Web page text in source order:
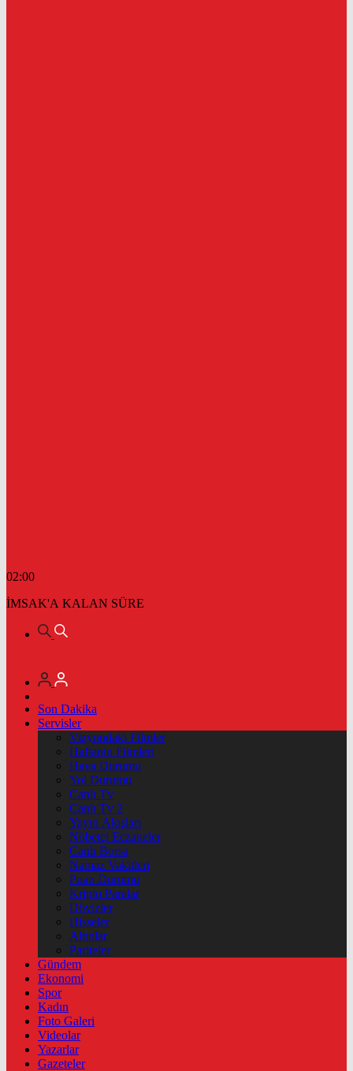
02:00
İMSAK'A KALAN SÜRE
Son Dakika
Servisler
Vizyondaki Filmler
Haftanin Filmleri
Hava Durumu
Yol Durumu
Canlı Tv
Canlı Tv 2
Yayın Akışları
Nöbetçi Eczaneler
Canlı Borsa
Namaz Vakitleri
Puan Durumu
Kripto Paralar
Dövizler
Hisseler
Altınlar
Pariteler
Gündem
Ekonomi
Spor
Kadın
Foto Galeri
Videolar
Yazarlar
Gazeteler